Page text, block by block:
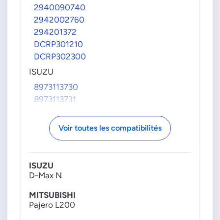
98103028
98114309
98114311
PSA GROUPE
00001920KW
00001921K8
1920KW
1920QK
1921K8
8981030281
2940090740
2942002760
294201372
DCRP301210
DCRP302300
ISUZU
8973113730
8973113731
8973113733
8973113734
8973113736
8973113737
8973865582
8981454531
Voir toutes les compatibilités
ISUZU
D-Max N
MITSUBISHI
Pajero L200